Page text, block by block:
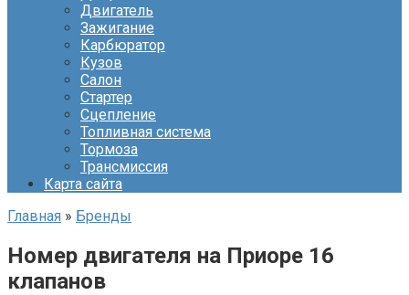
Двигатель
Зажигание
Карбюратор
Кузов
Салон
Стартер
Сцепление
Топливная система
Тормоза
Трансмиссия
Карта сайта
Главная » Бренды
Номер двигателя на Приоре 16
клапанов